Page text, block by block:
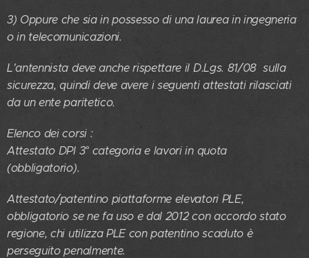
3) Oppure che sia in possesso di una laurea in ingegneria
o in telecomunicazioni.
L'antennista deve anche rispettare il D.Lgs. 81/08 sulla
sicurezza, quindi deve avere i seguenti attestati rilasciati
da un ente paritetico.
Elenco dei corsi :
Attestato DPI 3° categoria e lavori in quota
(obbligatorio).
Attestato/patentino piattaforme elevatori PLE,
obbligatorio se ne fa uso e dal 2012 con accordo stato
regione, chi utilizza PLE con patentino scaduto è
perseguito penalmente.